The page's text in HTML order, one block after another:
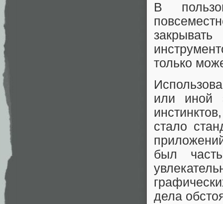
В
только
или иной
стало
был
дела